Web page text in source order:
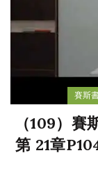
賽斯
（109）
第 21章